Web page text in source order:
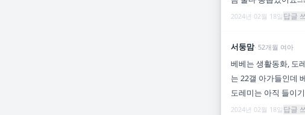
2024년 02월 18일 답글
서둥맘· 52개월 여아
베베는 생활동화, 도
는 22갤 아가들인데
도레미는 아직 들이
2024년 02월 18일 답글